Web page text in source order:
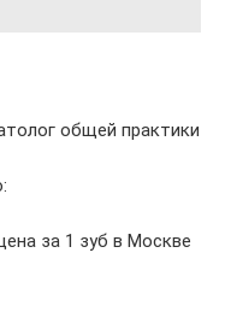
общей практики
за 1 зуб в Москве